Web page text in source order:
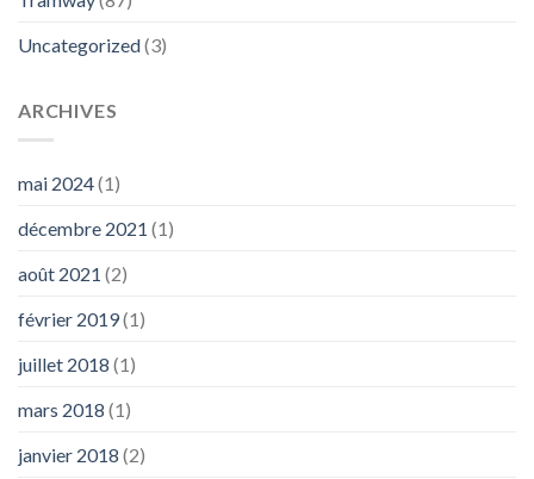
Uncategorized(3)
ARCHIVES
mai 2024(1)
décembre 2021 (1)
août 2021 (2)
février 2019(1)
juillet 2018 (1)
mars 2018 (1)
janvier 2018 (2)